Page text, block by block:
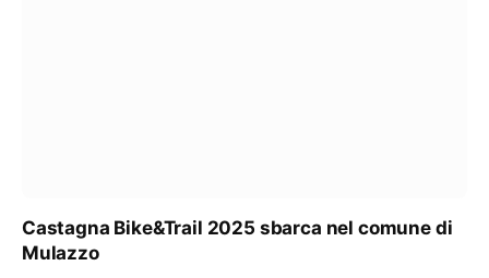
Castagna Bike&Trail 2025 sbarca nel comune di
Mulazzo